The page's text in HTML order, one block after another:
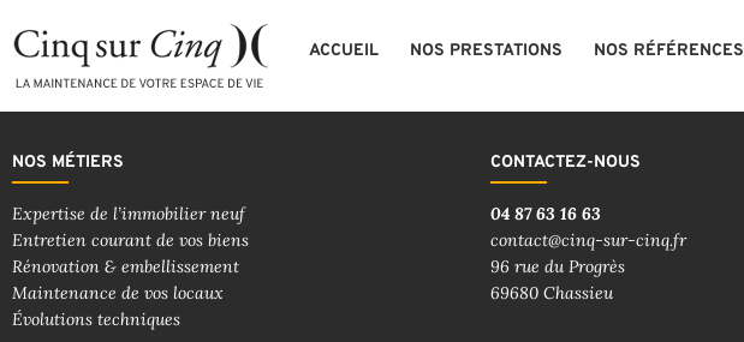
ACCUEIL NOS PRESTATIONS NOS RÉFÉRENCES
NOS MÉTIERS
Expertise de l’immobilier neuf
Entretien courant de vos biens
Rénovation & embellissement
Maintenance de vos locaux
Évolutions techniques
CONTACTEZ-NOUS
04 87 63 16 63
contact@cinq-sur-cinq.fr
96 rue du Progrès
69680 Chassieu